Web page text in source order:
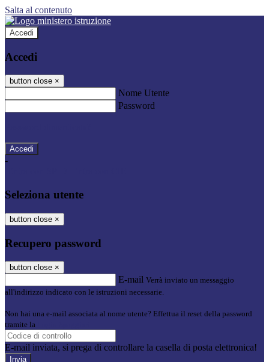
Salta al contenuto
Accedi
Accedi
button close ×
Nome Utente
Password
-
Seleziona utente
button close ×
Recupero password
button close ×
E-mail Verrà inviato un messaggio
all'indirizzo indicato con le istruzioni necessarie.
Non hai una e-mail associata al nome utente? Effettua il reset della password
tramite la
E-mail inviata, si prega di controllare la casella di posta elettronica!